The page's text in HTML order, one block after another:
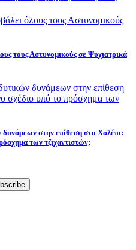
τους Αστυνομικούς σε Ψυχιατρικά
στην επίθεση στο Χαλέπι:
των τζιχαντιστών;